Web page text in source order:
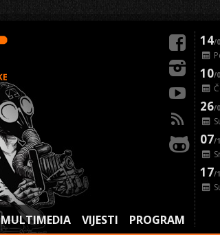
MULTIMEDIA VIJESTI PROGRAM
14/
10/
26/
07/
17/